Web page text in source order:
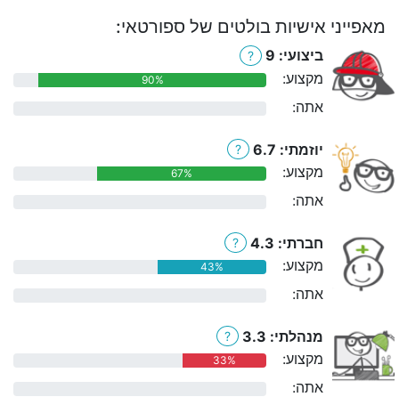
מאפייני אישיות בולטים של ספורטאי:
ביצועי: 9 ?
מקצוע: 90%
אתה:
יוזמתי: 6.7 ?
מקצוע: 67%
אתה:
חברתי: 4.3 ?
מקצוע: 43%
אתה:
מנהלתי: 3.3 ?
מקצוע: 33%
אתה: